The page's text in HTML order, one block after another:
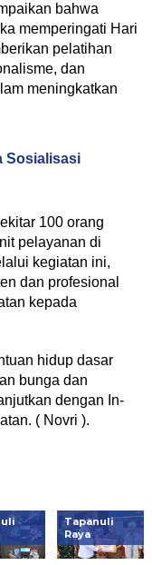
bahwa
memperingati Hari
pelatihan
dan
meningkatkan
Sosialisasi
100 orang
pelayanan di
kegiatan ini,
dan profesional
kepada
hidup dasar
bunga dan
dengan In-
( Novri ).
Tapanuli
Raya